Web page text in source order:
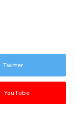
Twitter
YouTube